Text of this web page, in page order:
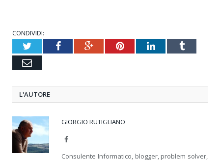
CONDIVIDI:
TwitterFacebookGoogle+PinterestLinkedInTumblr
Email
L'AUTORE
GIORGIO RUTIGLIANO
Facebook
Consulente Informatico, blogger, problem solver,